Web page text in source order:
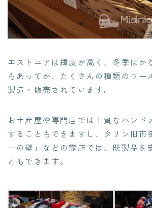
エストニアは緯度が高く、冬季はか
もあってか、たくさんの種類のウー
製造・販売されています。
お土産屋や専門店では上質なハンド
することもできますし、タリン旧市
ーの壁」などの露店では、既製品を
ともできます。